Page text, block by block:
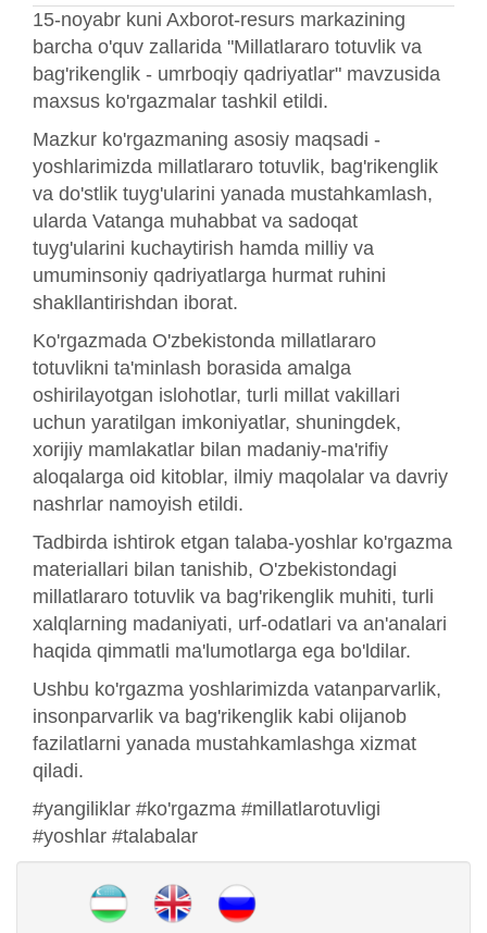
15-noyabr kuni Axborot-resurs markazining
barcha o'quv zallarida "Millatlararo totuvlik va
bag'rikenglik - umrboqiy qadriyatlar" mavzusida
maxsus ko'rgazmalar tashkil etildi.
Mazkur ko'rgazmaning asosiy maqsadi -
yoshlarimizda millatlararo totuvlik, bag'rikenglik
va do'stlik tuyg'ularini yanada mustahkamlash,
ularda Vatanga muhabbat va sadoqat
tuyg'ularini kuchaytirish hamda milliy va
umuminsoniy qadriyatlarga hurmat ruhini
shakllantirishdan iborat.
Ko'rgazmada O'zbekistonda millatlararo
totuvlikni ta'minlash borasida amalga
oshirilayotgan islohotlar, turli millat vakillari
uchun yaratilgan imkoniyatlar, shuningdek,
xorijiy mamlakatlar bilan madaniy-ma'rifiy
aloqalarga oid kitoblar, ilmiy maqolalar va davriy
nashrlar namoyish etildi.
Tadbirda ishtirok etgan talaba-yoshlar ko'rgazma
materiallari bilan tanishib, O'zbekistondagi
millatlararo totuvlik va bag'rikenglik muhiti, turli
xalqlarning madaniyati, urf-odatlari va an'analari
haqida qimmatli ma'lumotlarga ega bo'ldilar.
Ushbu ko'rgazma yoshlarimizda vatanparvarlik,
insonparvarlik va bag'rikenglik kabi olijanob
fazilatlarni yanada mustahkamlashga xizmat
qiladi.
#yangiliklar #ko'rgazma #millatlarotuvligi
#yoshlar #talabalar